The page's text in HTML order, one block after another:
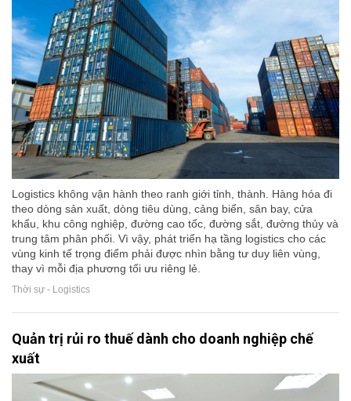
Logistics không vận hành theo ranh giới tỉnh, thành. Hàng hóa đi
theo dòng sản xuất, dòng tiêu dùng, cảng biển, sân bay, cửa
khẩu, khu công nghiệp, đường cao tốc, đường sắt, đường thủy và
trung tâm phân phối. Vì vậy, phát triển hạ tầng logistics cho các
vùng kinh tế trọng điểm phải được nhìn bằng tư duy liên vùng,
thay vì mỗi địa phương tối ưu riêng lẻ.
Thời sự - Logistics
Quản trị rủi ro thuế dành cho doanh nghiệp chế
xuất